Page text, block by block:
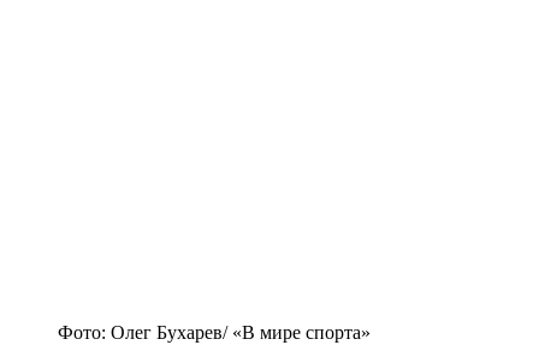
Фото: Олег Бухарев/ «В мире спорта»